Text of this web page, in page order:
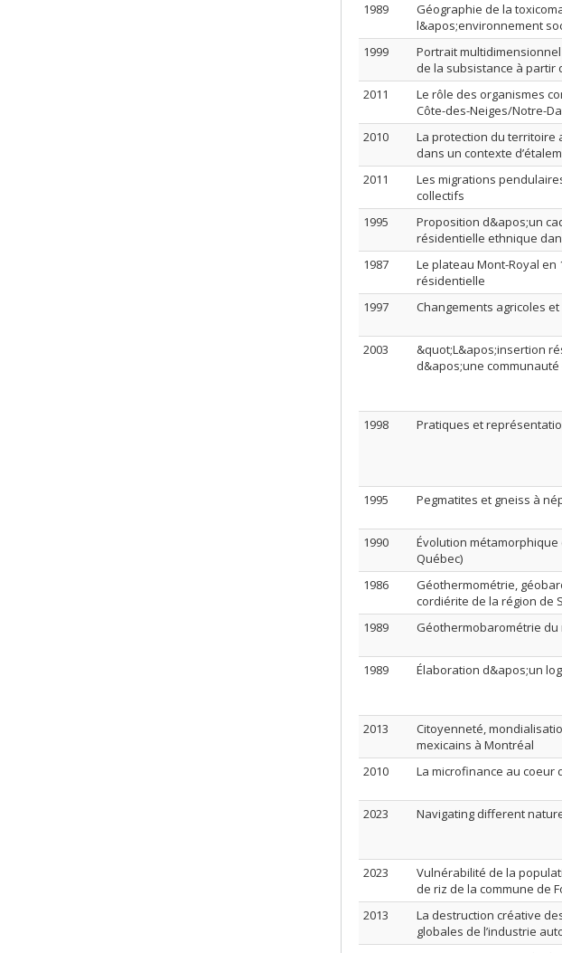
1989
Géographie de la
l&apos;environnement
1999
Portrait
de la subsistance à partir
2011
Le rôle des organismes
Côte-des-Neiges/Notre-
2010
La protection du territoire
dans un contexte
2011
Les migrations
collectifs
1995
Proposition d&apos;un
résidentielle ethnique
1987
Le plateau Mont-Royal
résidentielle
1997
Changements agricoles
2003
&quot;L&apos;insertion
d&apos;une
1998
Pratiques et
1995
Pegmatites et gneiss à
1990
Évolution
Québec)
1986
Géothermométrie,
cordiérite de la région de
1989
Géothermobarométrie du
1989
Élaboration d&apos;un
2013
Citoyenneté,
mexicains à Montréal
2010
La microfinance au coeur
2023
Navigating different
2023
Vulnérabilité de la
de riz de la commune de
2013
La destruction créative
globales de l’industrie